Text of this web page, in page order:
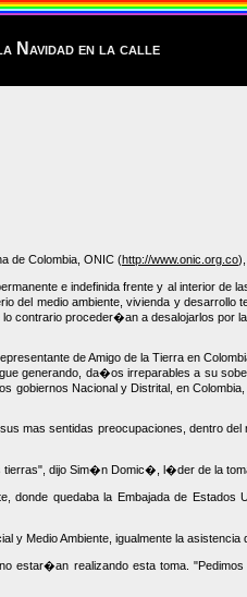
Navidad en la calle
de Colombia, ONIC (http://www.onic.org.co
e indefinida frente y al interior de
medio ambiente, vivienda y desarrollo
lo contrario proceder�an a desalojarlos
de Amigo de la Tierra en
generando, da�os irreparables a su
Nacional y Distrital, en
mas sentidas preocupaciones, dentro
tierras", dijo Sim�n Domic�, l�der de la
quedaba la Embajada de Estados
y Medio Ambiente, igualmente la asistencia
estar�an realizando esta toma.